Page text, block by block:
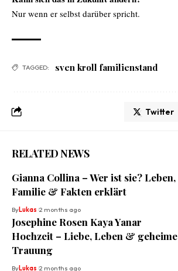
Nur wenn er selbst darüber spricht.
TAGGED: sven kroll familienstand
Twitter
RELATED NEWS
Gianna Collina – Wer ist sie? Leben,
Familie & Fakten erklärt
ByLukas 2 months ago
Josephine Rosen Kaya Yanar
Hochzeit – Liebe, Leben & geheime
Trauung
ByLukas 2 months ago